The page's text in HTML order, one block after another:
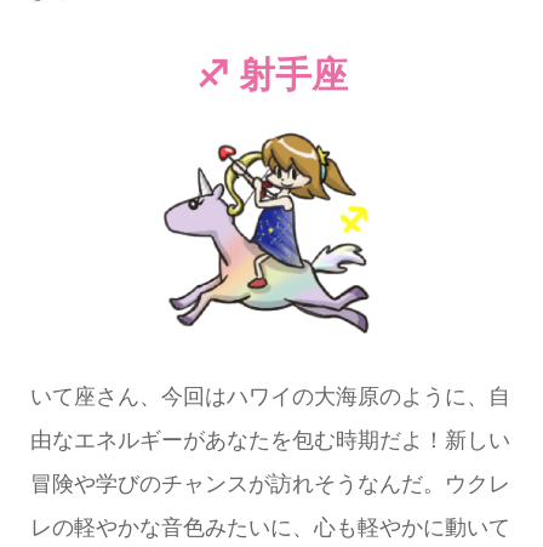
♐ 射手座
いて座さん、今回はハワイの大海原のように、自
由なエネルギーがあなたを包む時期だよ！新しい
冒険や学びのチャンスが訪れそうなんだ。ウクレ
レの軽やかな音色みたいに、心も軽やかに動いて